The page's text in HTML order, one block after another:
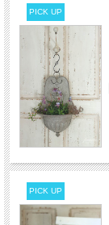
PICK UP
PICK UP